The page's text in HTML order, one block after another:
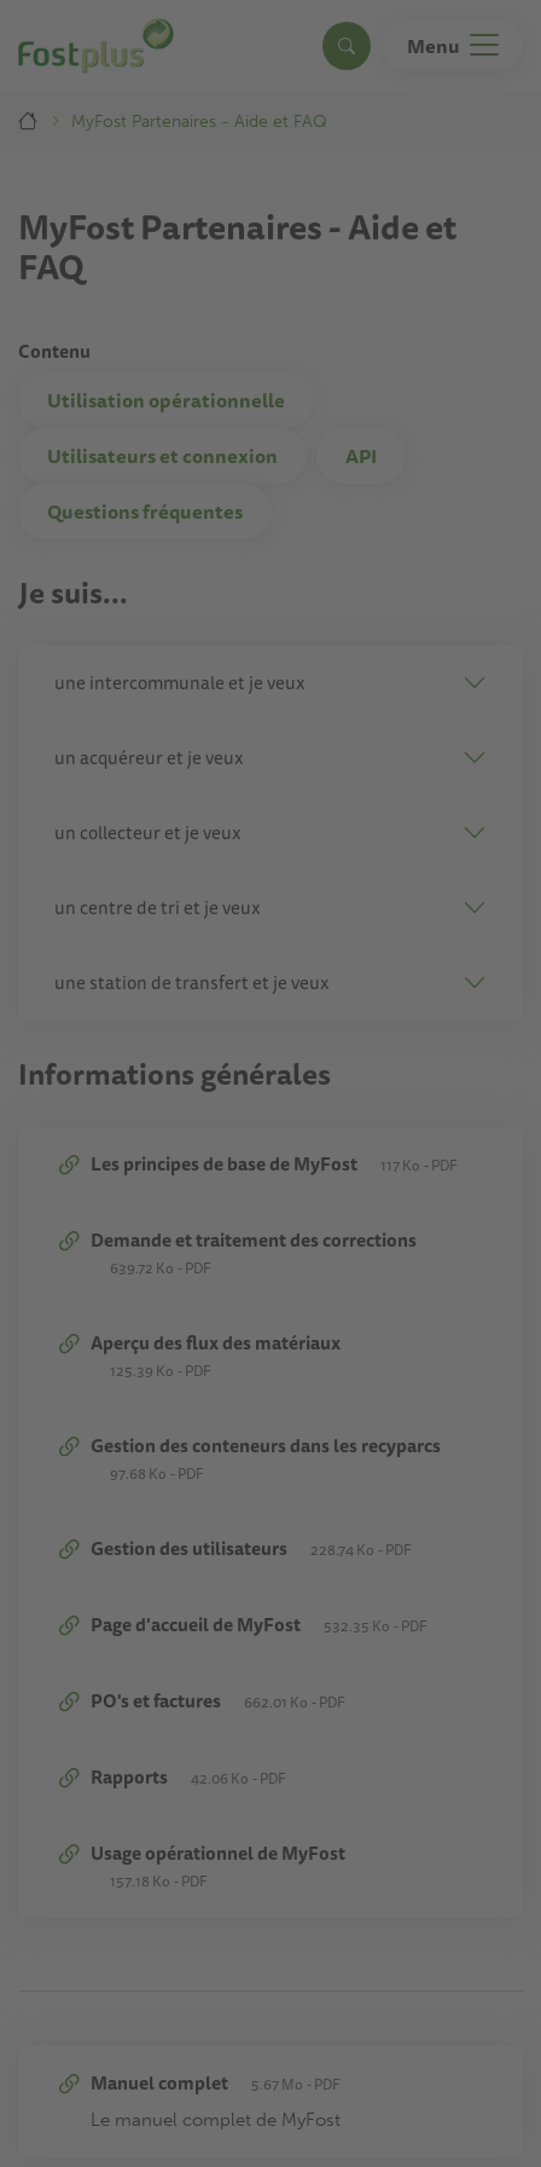
au
contenu
Search Menu
Breadcrumb
MyFost Partenaires - Aide et FAQ
MyFost Partenaires - Aide et
FAQ
Contenu
Utilisation opérationnelle
Utilisateurs et connexion
API
Questions fréquentes
Je suis...
une intercommunale et je veux
un acquéreur et je veux
un collecteur et je veux
un centre de tri et je veux
une station de transfert et je veux
Informations générales
Les principes de base de MyFost 117 Ko PDF
Demande et traitement des corrections
639.72 Ko PDF
Aperçu des flux des matériaux
125.39 Ko PDF
Gestion des conteneurs dans les recyparcs
97.68 Ko PDF
Gestion des utilisateurs 228.74 Ko PDF
Page d'accueil de MyFost 532.35 Ko PDF
PO's et factures 662.01 Ko PDF
Rapports 42.06 Ko PDF
Usage opérationnel de MyFost
157.18 Ko PDF
Manuel complet 5.67 Mo PDF
Le manuel complet de MyFost